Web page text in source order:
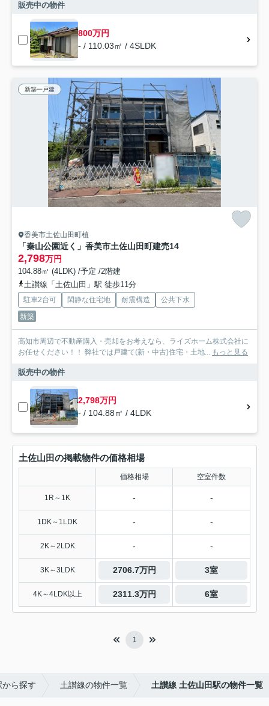
販売中の物件
800万円
- / 110.03㎡ / 4SLDK
新築一戸建
香美市土佐山田町植
「秦山公園近く」香美市土佐山田町建売14
2,798万円
104.88㎡ (4LDK) /予定 /2階建
土讃線「土佐山田」駅 徒歩11分
駐車2台可 閑静な住宅地 耐震構造
公共下水
新築
高知市周辺で不動産購入・売却をお考えなら、ライズホーム株式会社に
お任せください！！ 弊社では戸建て(新・中古)住宅・土地... もっと見る
販売中の物件
2,798万円
- / 104.88㎡ / 4LDK
土佐山田の掲載物件の価格相場
価格相場 空室件数
1R～1K - -
1DK～1LDK - -
2K～2LDK - -
3K～3LDK 2706.7万円 3室
4K～4LDK以上 2311.3万円 6室
1
ら探す 土讃線の物件一覧 土讃線 土佐山田駅の物件一覧